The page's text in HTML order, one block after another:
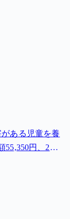
ある児童を養
55,350円、2級